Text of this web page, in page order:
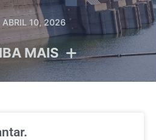
MAIS